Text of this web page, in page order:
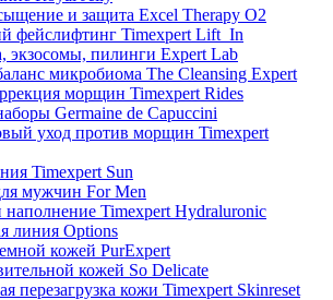
и защита Excel Therapy O2
фейслифтинг Timexpert Lift_In
экзосомы, пилинги Expert Lab
микробиома The Cleansing Expert
морщин Timexpert Rides
Germaine de Capuccini
уход против морщин Timexpert
Timexpert Sun
мужчин For Men
Timexpert Hydraluronic
линия Options
кожей PurExpert
кожей So Delicate
перезагрузка кожи Timexpert Skinreset